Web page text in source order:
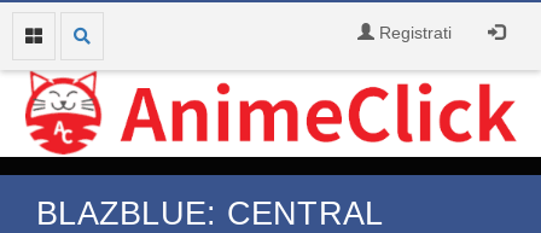
Registrati
BLAZBLUE: CENTRAL